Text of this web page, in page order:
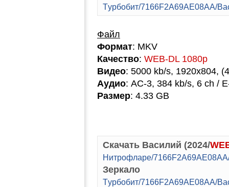
Tуpбoбит/7166F2A69AE08AA/
Файл
Формат: MKV
Качество: WEB-DL 1080p
Видео: 5000 kb/s, 1920x804,
Аудио: AC-3, 384 kb/s, 6 ch /
Размер: 4.33 GB
Скачать Василий (2024/
Hитpoфлape/
Зеркало
Tуpбoбит/7166F2A69AE08AA/